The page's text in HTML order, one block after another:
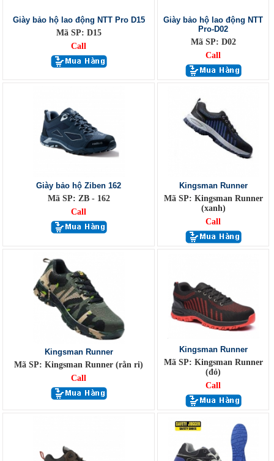
Giày bảo hộ lao động NTT Pro D15
Mã SP: D15
Call
Giày bảo hộ lao động NTT
Pro-D02
Mã SP: D02
Call
Giày bảo hộ Ziben 162
Mã SP: ZB - 162
Call
Kingsman Runner
Mã SP: Kingsman Runner
(xanh)
Call
Kingsman Runner
Mã SP: Kingsman Runner (rằn ri)
Call
Kingsman Runner
Mã SP: Kingsman Runner
(đỏ)
Call